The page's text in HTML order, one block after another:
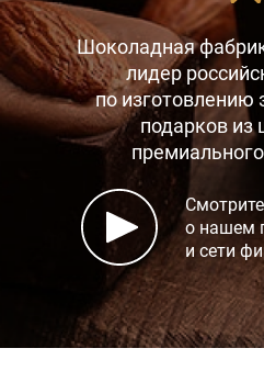
Шоколадная
лидер
по
подарков из
о нашем
и сети